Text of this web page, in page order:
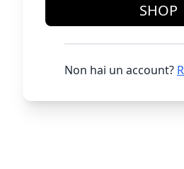
SHOP
Non hai un account?